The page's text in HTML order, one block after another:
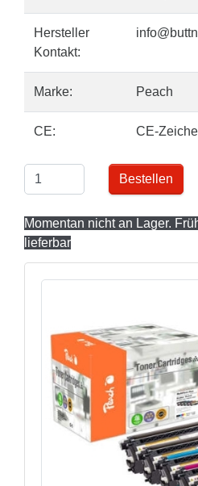
Hersteller
Kontakt:
Marke: Peach
CE: CE-
Bestellen
Momentan nicht an Lager.
lieferbar